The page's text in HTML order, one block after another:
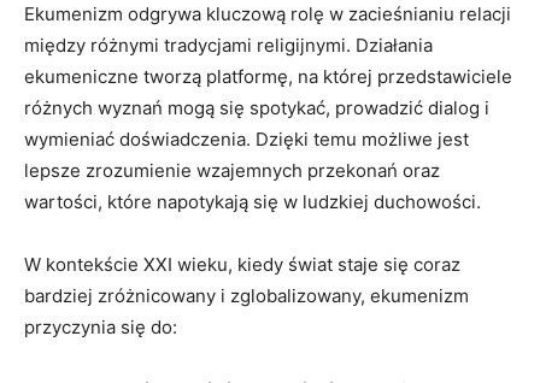
Ekumenizm odgrywa kluczową rolę w zacieśnianiu relacji
między różnymi tradycjami religijnymi. Działania
ekumeniczne tworzą platformę, na ⁣której przedstawiciele
różnych wyznań mogą się⁤ spotykać,⁢ prowadzić dialog i
wymieniać doświadczenia.​ Dzięki temu możliwe jest
lepsze zrozumienie wzajemnych przekonań oraz
wartości, które napotykają się w ludzkiej duchowości.
W kontekście XXI wieku, kiedy świat staje się coraz
bardziej zróżnicowany i zglobalizowany, ekumenizm
przyczynia się do: